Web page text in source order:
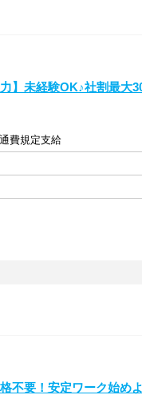
】未経験OK♪社割最大
費規定支給
不要！安定ワーク始め